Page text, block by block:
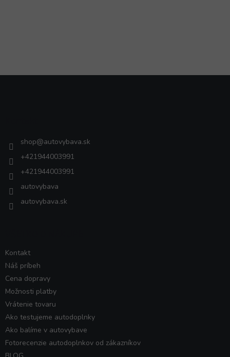
shop@autovybava.sk
+421944003991
+421944003991
autovybava
autovybava.sk
Kontakt
Náš príbeh
Cena dopravy
Možnosti platby
Vrátenie tovaru
Ako testujeme autodoplnky
Ako balíme v autovybave
Fotorecenzie autodoplnkov od zákazníkov